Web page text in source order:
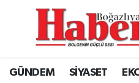
GÜNDEM SİYASET
GÜNDEM
SİYASET
GÜNDEM
EKONOMİ
Boğazlıyan Hava
Boğazlıyan Trafik